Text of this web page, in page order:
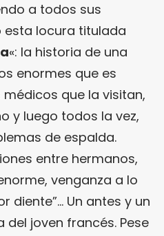
a todos sus
esta locura titulada
«: la historia de una
enormes que es
que la visitan,
y luego todos la vez,
de espalda.
entre hermanos,
venganza a lo
diente”… Un antes y un
del joven francés. Pese